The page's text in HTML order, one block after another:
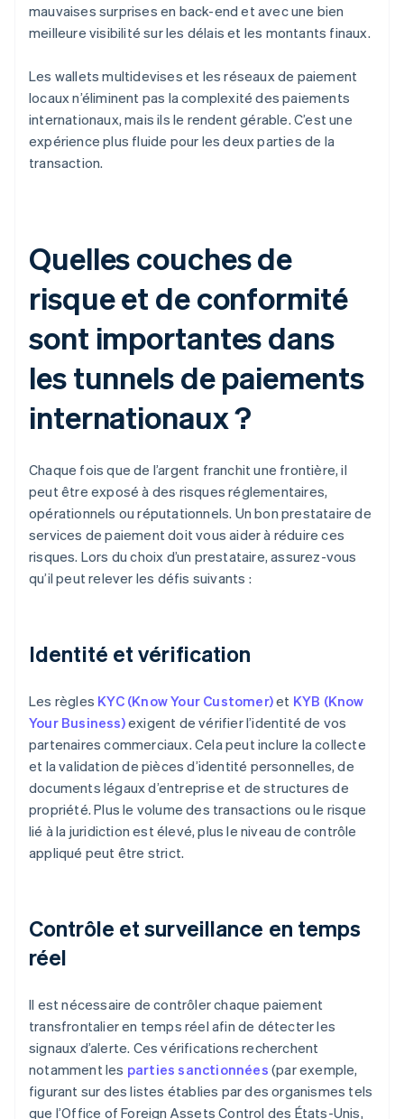
mauvaises surprises en back-end et avec une bien
meilleure visibilité sur les délais et les montants finaux.
Les wallets multidevises et les réseaux de paiement
locaux n’éliminent pas la complexité des paiements
internationaux, mais ils le rendent gérable. C’est une
expérience plus fluide pour les deux parties de la
transaction.
Quelles couches de
risque et de conformité
sont importantes dans
les tunnels de paiements
internationaux ?
Chaque fois que de l’argent franchit une frontière, il
peut être exposé à des risques réglementaires,
opérationnels ou réputationnels. Un bon prestataire de
services de paiement doit vous aider à réduire ces
risques. Lors du choix d’un prestataire, assurez-vous
qu’il peut relever les défis suivants :
Identité et vérification
Les règles KYC (Know Your Customer)et KYB (Know
Your Business)exigent de vérifier l’identité de vos
partenaires commerciaux. Cela peut inclure la collecte
et la validation de pièces d’identité personnelles, de
documents légaux d’entreprise et de structures de
propriété. Plus le volume des transactions ou le risque
lié à la juridiction est élevé, plus le niveau de contrôle
appliqué peut être strict.
Contrôle et surveillance en temps
réel
Il est nécessaire de contrôler chaque paiement
transfrontalier en temps réel afin de détecter les
signaux d’alerte. Ces vérifications recherchent
notamment les parties sanctionnées (par exemple,
figurant sur des listes établies par des organismes tels
que l’Office of Foreign Assets Control des États-Unis,